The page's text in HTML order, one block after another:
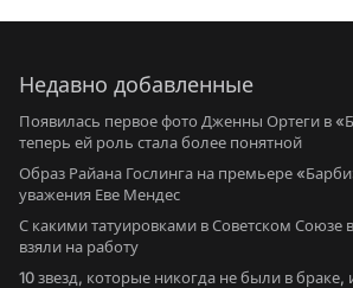
Недавно добавленные
Появилась первое фото Дженны Ортеги в
теперь ей роль стала более понятной
Образ Райана Гослинга на премьере
уважения Еве Мендес
С какими татуировками в Советском Союзе
взяли на работу
10 звезд, которые никогда не были в браке,